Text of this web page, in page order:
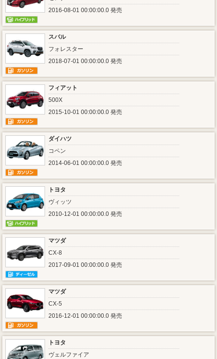
2016-08-01 00:00:00.0 発売
スバル
フォレスター
2018-07-01 00:00:00.0 発売
フィアット
500X
2015-10-01 00:00:00.0 発売
ダイハツ
コペン
2014-06-01 00:00:00.0 発売
トヨタ
ヴィッツ
2010-12-01 00:00:00.0 発売
マツダ
CX-8
2017-09-01 00:00:00.0 発売
マツダ
CX-5
2016-12-01 00:00:00.0 発売
トヨタ
ヴェルファイア